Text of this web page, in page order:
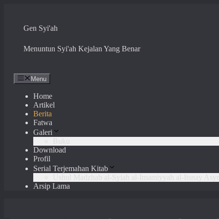
contentGen Syi'ah
Menuntun Syi'ah Kejalan Yang Benar
Menu
Home
Artikel
Berita
Fatwa
Galeri
Download
Profil
Serial Terjemahan Kitab
Arsip Lama